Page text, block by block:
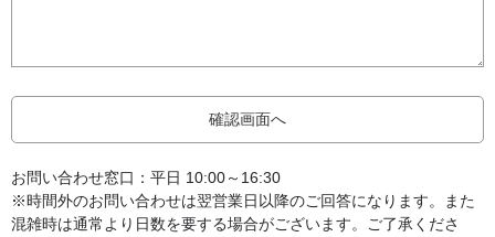
お問い合わせ窓口：平日 10:00～16:30
※時間外のお問い合わせは翌営業日以降のご回答になります。また
混雑時は通常より日数を要する場合がございます。ご了承くださ